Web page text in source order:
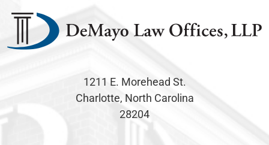
1211 E. Morehead St.
Charlotte, North Carolina
28204